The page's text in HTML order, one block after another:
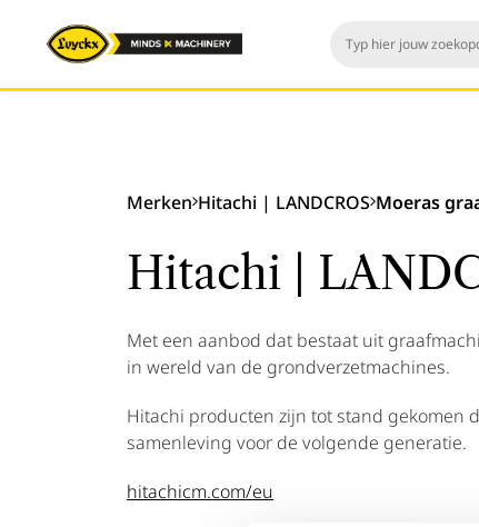
Merken Hitachi | LANDCROS Moeras
Hitachi |
Met een aanbod dat bestaat uit
in wereld van de grondverzetmachines.
Hitachi producten zijn tot stand gekomen
samenleving voor de volgende generatie.
hitachicm.com/eu